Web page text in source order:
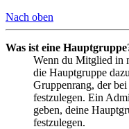
Nach oben
Was ist eine
Wenn du Mitglied in
die Hauptgruppe
Gruppenrang, der
festzulegen. Ein
geben, deine
festzulegen.